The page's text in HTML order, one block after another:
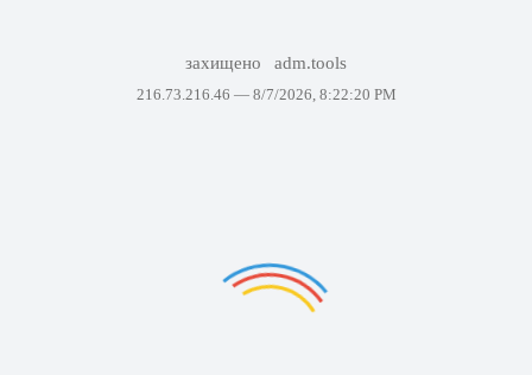
захищено adm.tools
216.73.216.46 — 8/7/2026, 8:22:20 PM